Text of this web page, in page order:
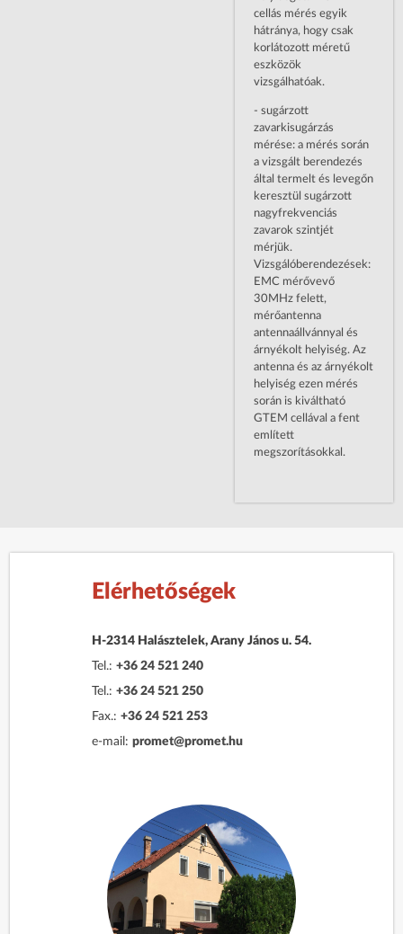
cellás mérés egyik
hátránya, hogy csak
korlátozott méretű
eszközök
vizsgálhatóak.
- sugárzott
zavarkisugárzás
mérése: a mérés során
a vizsgált berendezés
által termelt és levegőn
keresztül sugárzott
nagyfrekvenciás
zavarok szintjét
mérjük.
Vizsgálóberendezések:
EMC mérővevő
30MHz felett,
mérőantenna
antennaállvánnyal és
árnyékolt helyiség. Az
antenna és az árnyékolt
helyiség ezen mérés
során is kiváltható
GTEM cellával a fent
említett
megszorításokkal.
Elérhetőségek
H-2314 Halásztelek, Arany János u. 54.
Tel.: +36 24 521 240
Tel.: +36 24 521 250
Fax.: +36 24 521 253
e-mail: promet@promet.hu